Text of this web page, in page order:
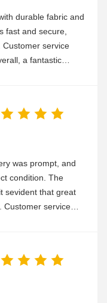
durable fabric and
fast and secure,
service
a fantastic
was prompt, and
condition. The
sevident that great
Customer service